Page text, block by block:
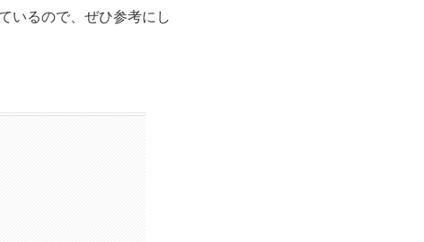
いるので、ぜひ参考にし